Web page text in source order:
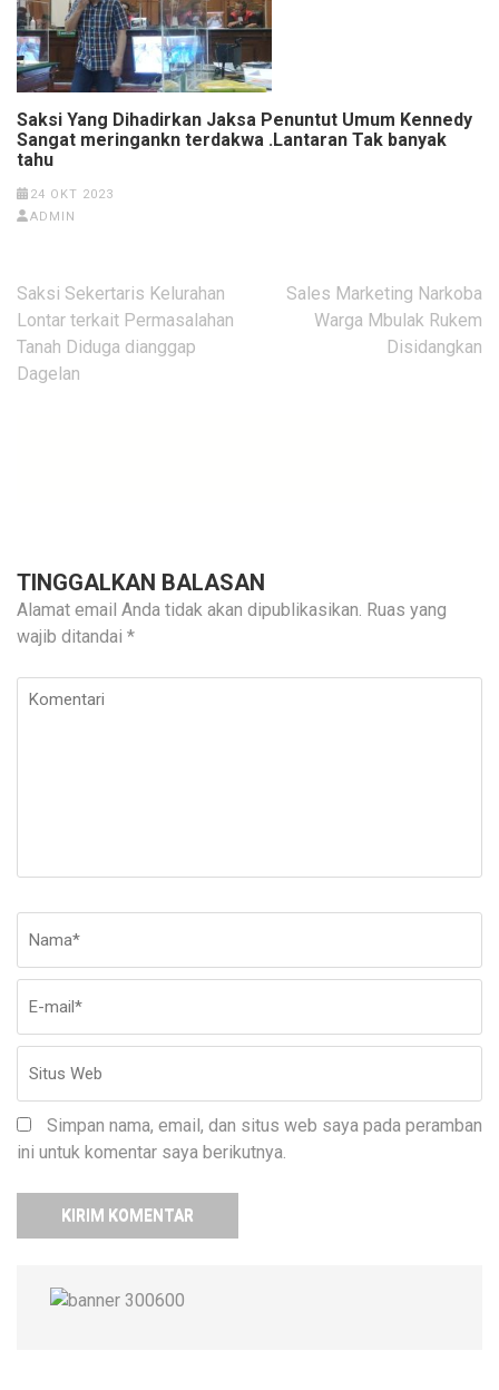
Saksi Yang Dihadirkan Jaksa Penuntut Umum Kennedy
Sangat meringankn terdakwa .Lantaran Tak banyak
tahu
24 OKT 2023
ADMIN
Navigasi
pos
Saksi Sekertaris Kelurahan
Lontar terkait Permasalahan
Tanah Diduga dianggap
Dagelan
Sales Marketing Narkoba
Warga Mbulak Rukem
Disidangkan
TINGGALKAN BALASAN
Alamat email Anda tidak akan dipublikasikan. Ruas yang
wajib ditandai *
Komentari
Simpan nama, email, dan situs web saya pada peramban
ini untuk komentar saya berikutnya.